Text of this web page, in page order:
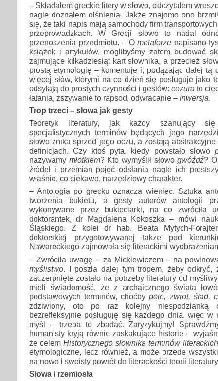
– Składałem greckie litery w słowo, odczytałem
nagle doznałem olśnienia. Jakże znajomo ono
się, że taki napis mają samochody firm
przeprowadzkach. W Grecji słowo to nadal
przenoszenia przedmiotu. – Ometaforze napisano
książek i artykułów, moglibyśmy zatem budować
zajmujące kilkadziesiąt kart słownika, a przecież
prostą etymologię – komentuje i, podążając dalej tą
więcej słów, którymi na co dzień się posługuje jako
odsyłają do prostych czynności i gestów: cezura to
łatania, zszywanie to rapsod, odwracanie – inwersja.
Trop trzeci – słowa jak gesty
Teoretyk literatury, jak każdy szanujący
specjalistycznych terminów będących jego
słowo znika sprzed jego oczu, a zostają
definicjach. Czy ktoś pyta, kiedy powstało słowo
nazywamy młotkiem? Kto wymyślił słowogwóźdź?
źródeł i przemian pojęć odsłania nagle ich
właśnie, co ciekawe, narzędziowy charakter.
– Antologia po grecku oznacza wieniec. Sztuka
tworzenia bukietu, a gesty autorów antologii
wykonywane przez bukieciarki, na co zwróciła
doktorantek, dr Magdalena Kokoszka – mówi
Śląskiego. Z kolei dr hab. Beata Mytych-
doktorskiej przygotowywanej także pod
Nawareckiego zajmowała się literackimi
– Zwróciła uwagę – za Mickiewiczem – na
myślistwo . I poszła dalej tym tropem, żeby
zaczerpnięte zostało na potrzeby literatury od
mieli świadomość, że z archaicznego świata
podstawowych terminów, choćbypole, zwrot, ślad,
zdziwiony, oto po raz kolejny niespodzianką
bezrefleksyjnie posługuję się każdego dnia, więc w
myśl – trzeba to zbadać. Zaryzykujmy!
humanisty kryją równie zaskakujące historie –
że celem Historycznego słownika terminów literackich
etymologiczne, lecz również, a może przede
na nowo i swoisty powrót do literackości teorii
Słowa i rzemiosła